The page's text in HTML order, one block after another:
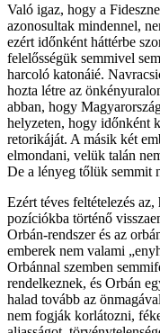
Való igaz, hogy a
azonosultak mindennel,
ezért időnként háttérbe
felelősségük semmivel
harcoló katonáié.
hozta létre az
abban, hogy
helyzeten, hogy időnként
retorikáját. A másik két
elmondani, velük talán
De a lényeg tőlük semmit
Ezért téves feltételezés
pozíciókba történő
Orbán-rendszer és az
emberek nem valami
Orbánnal szemben
rendelkeznek, és Orbán
halad tovább az
nem fogják korlátozni,